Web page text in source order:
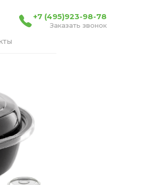
+7 (495)923-98-78
Заказать звонок